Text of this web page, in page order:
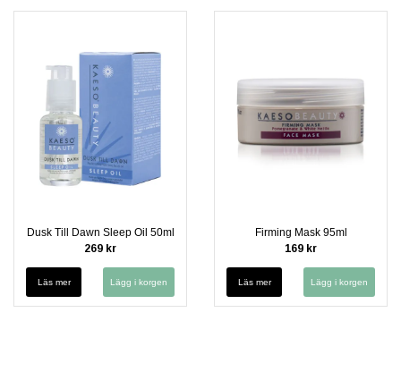
Dusk Till Dawn Sleep Oil 50ml
269 kr
Läs mer
Firming Mask 95ml
169 kr
Läs mer